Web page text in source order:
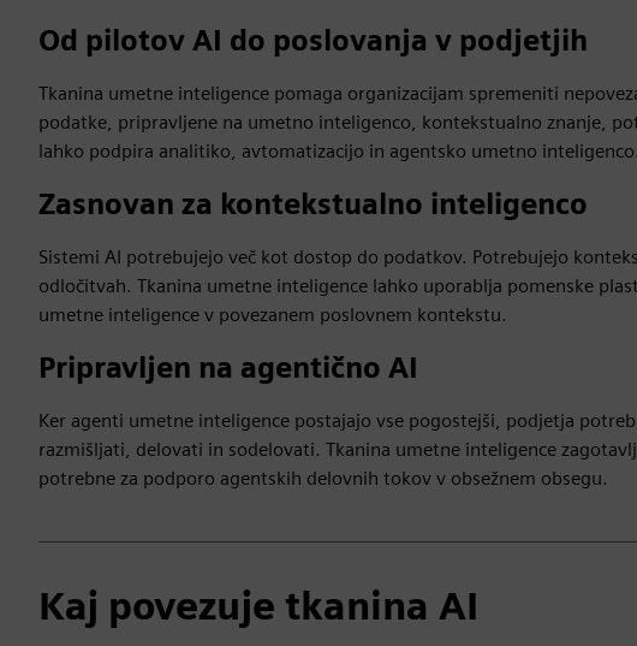
Od pilotov AI do poslovanja v podjetjih
Tkanina umetne inteligence pomaga organizacijam spremeniti
podatke, pripravljene na umetno inteligenco, kontekstualno znanje,
lahko podpira analitiko, avtomatizacijo in agentsko umetno inteligenco.
Zasnovan za kontekstualno inteligenco
Sistemi AI potrebujejo več kot dostop do podatkov. Potrebujejo
odločitvah. Tkanina umetne inteligence lahko uporablja pomenske
umetne inteligence v povezanem poslovnem kontekstu.
Pripravljen na agentično AI
Ker agenti umetne inteligence postajajo vse pogostejši, podjetja
razmišljati, delovati in sodelovati. Tkanina umetne inteligence
potrebne za podporo agentskih delovnih tokov v obsežnem obsegu.
Kaj povezuje tkanina AI